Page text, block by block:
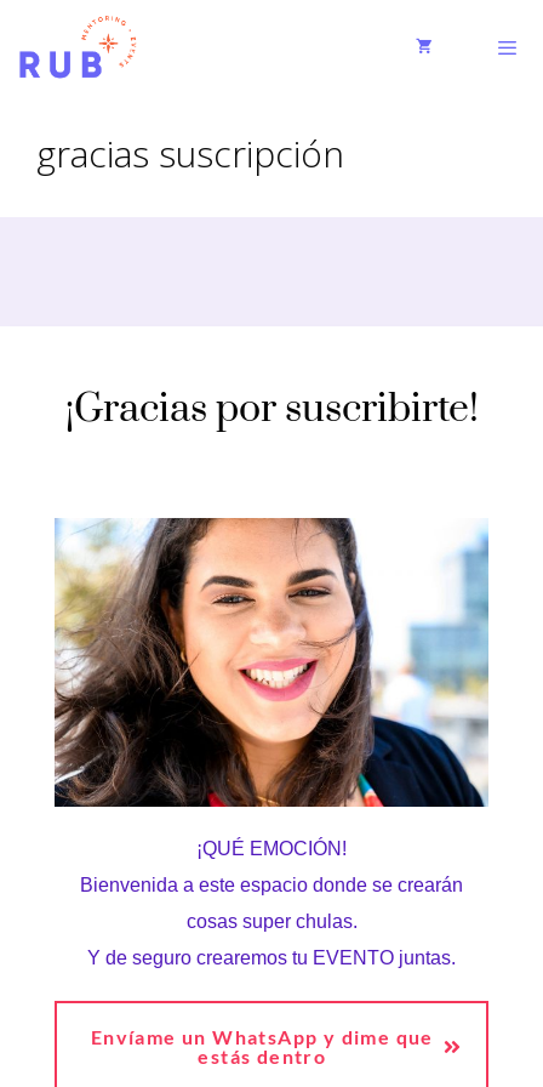
gracias suscripción
¡Gracias por suscribirte!
¡QUÉ EMOCIÓN!
Bienvenida a este espacio donde se crearán
cosas super chulas.
Y de seguro crearemos tu EVENTO juntas.
Envíame un WhatsApp y dime que
estás dentro